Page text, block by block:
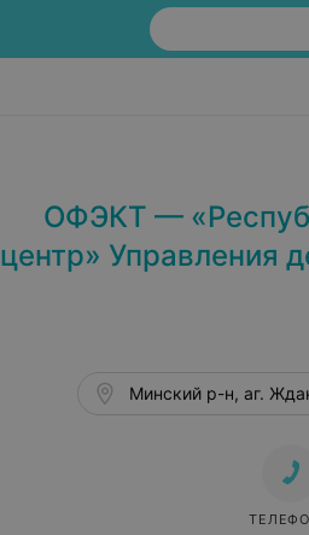
ОФЭКТ —
центр» Управления
Минский р-н, аг.